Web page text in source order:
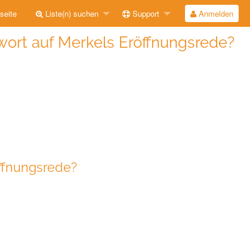
Liste(n) suchen Support Anmelden
auf Merkels Eröffnungsrede?